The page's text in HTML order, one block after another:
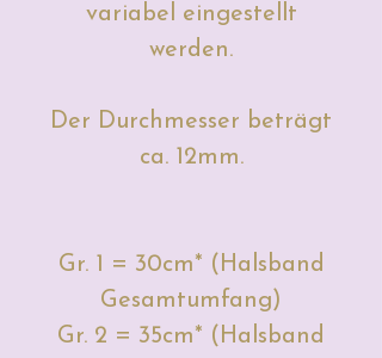
variabel eingestellt
werden.
Der Durchmesser beträgt
ca. 12mm.
Gr. 1 = 30cm* (Halsband
Gesamtumfang)
Gr. 2 = 35cm* (Halsband